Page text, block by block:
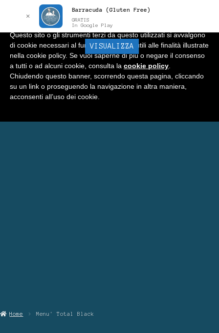
BARRACUDA Menu
Home
Negozio
Home Menu' Total Black
✕
Barracuda (Gluten Free)
GRATIS
In Google Play
VISUALIZZA
Informativa
Questo sito o gli strumenti terzi da questo utilizzati si avvalgono
di cookie necessari al funzionamento ed utili alle finalità illustrate
nella cookie policy. Se vuoi saperne di più o negare il consenso
a tutti o ad alcuni cookie, consulta la cookie policy
Chiudendo questo banner, scorrendo questa pagina, cliccando
su un link o proseguendo la navigazione in altra maniera,
acconsenti all’uso dei cookie.